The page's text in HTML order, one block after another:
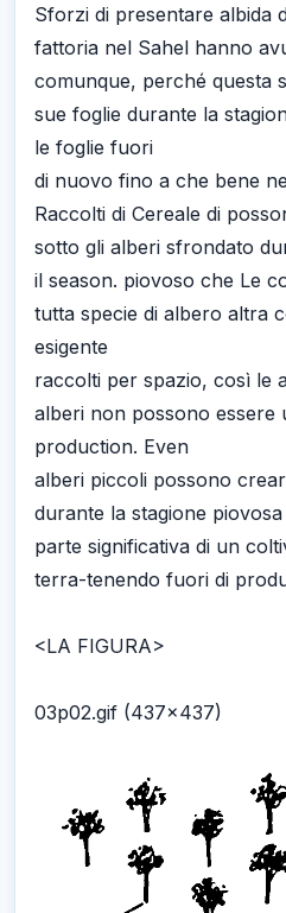
Sforzi di presentare albida
fattoria nel Sahel hanno
comunque, perché questa
sue foglie durante la
le foglie fuori
di nuovo fino a che bene
Raccolti di Cereale di
sotto gli alberi sfrondato
il season. piovoso che Le
tutta specie di albero altra
esigente
raccolti per spazio, così le
alberi non possono essere
production. Even
alberi piccoli possono
durante la stagione
parte significativa di un
terra-tenendo fuori di
<LA FIGURA>
03p02.gif (437x437)